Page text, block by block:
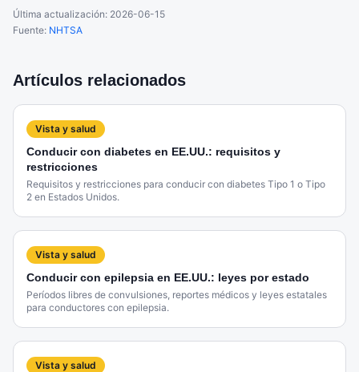
Última actualización: 2026-06-15
Fuente: NHTSA
Artículos relacionados
Vista y salud
Conducir con diabetes en EE.UU.: requisitos y
restricciones
Requisitos y restricciones para conducir con diabetes Tipo 1 o Tipo
2 en Estados Unidos.
Vista y salud
Conducir con epilepsia en EE.UU.: leyes por estado
Períodos libres de convulsiones, reportes médicos y leyes estatales
para conductores con epilepsia.
Vista y salud